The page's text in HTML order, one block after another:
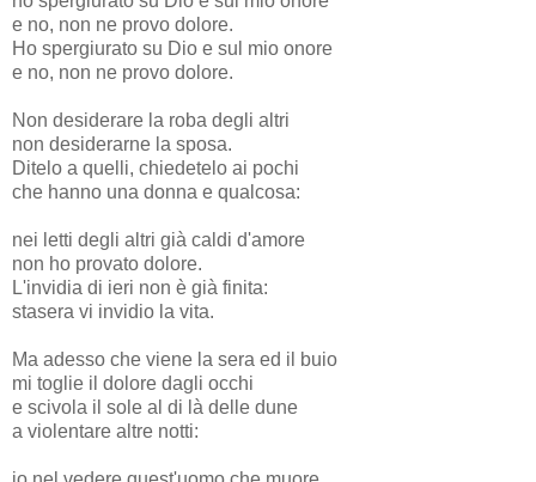
e no, non ne provo dolore.
Ho spergiurato su Dio e sul mio onore
e no, non ne provo dolore.
Non desiderare la roba degli altri
non desiderarne la sposa.
Ditelo a quelli, chiedetelo ai pochi
che hanno una donna e qualcosa:
nei letti degli altri già caldi d'amore
non ho provato dolore.
L'invidia di ieri non è già finita:
stasera vi invidio la vita.
Ma adesso che viene la sera ed il buio
mi toglie il dolore dagli occhi
e scivola il sole al di là delle dune
a violentare altre notti: